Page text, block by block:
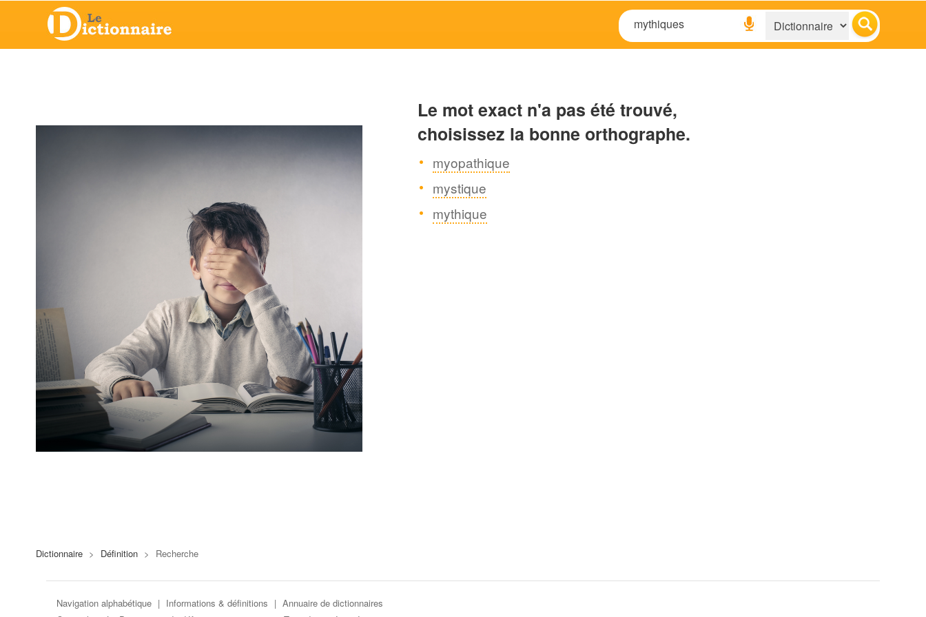
Le mot exact n'a pas été trouvé,
choisissez la bonne orthographe.
myopathique
mystique
mythique
Dictionnaire > Définition > Recherche
Navigation alphabétique | Informations & définitions | Annuaire de dictionnaires